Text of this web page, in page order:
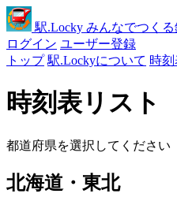
駅.Locky みんなでつく
ログイン ユーザー登録
トップ 駅.Lockyについて 時刻
時刻表リスト
都道府県を選択してください
北海道・東北